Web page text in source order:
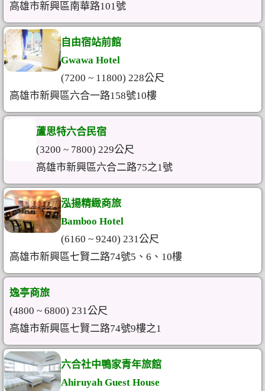
高雄市新興區南華路101號
自由宿站前館
Gwawa Hotel
(7200 ~ 11800) 228公尺
高雄市新興區六合一路158號10樓
蘆思特六合民宿
(3200 ~ 7800) 229公尺
高雄市新興區六合二路75之1號
泓揚精緻商旅
Bamboo Hotel
(6160 ~ 9240) 231公尺
高雄市新興區七賢二路74號5、6、10樓
逸亭商旅
(4800 ~ 6800) 231公尺
高雄市新興區七賢二路74號9樓之1
六合社中鴨家青年旅館
Ahiruyah Guest House